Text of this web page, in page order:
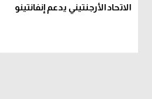
الاتحاد الأرجنتيني يدعم إنفانتينو